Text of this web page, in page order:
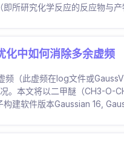
所研究化学反应的反应物与
化中如何消除多余虚频
频（此虚频在log文件或
本文将以二甲醚（CH3-O-
建软件版本Gaussian 16,